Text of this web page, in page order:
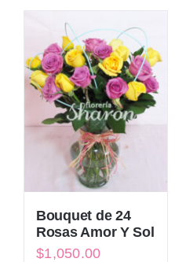
Bouquet de 24
Rosas Amor Y Sol
$1,050.00